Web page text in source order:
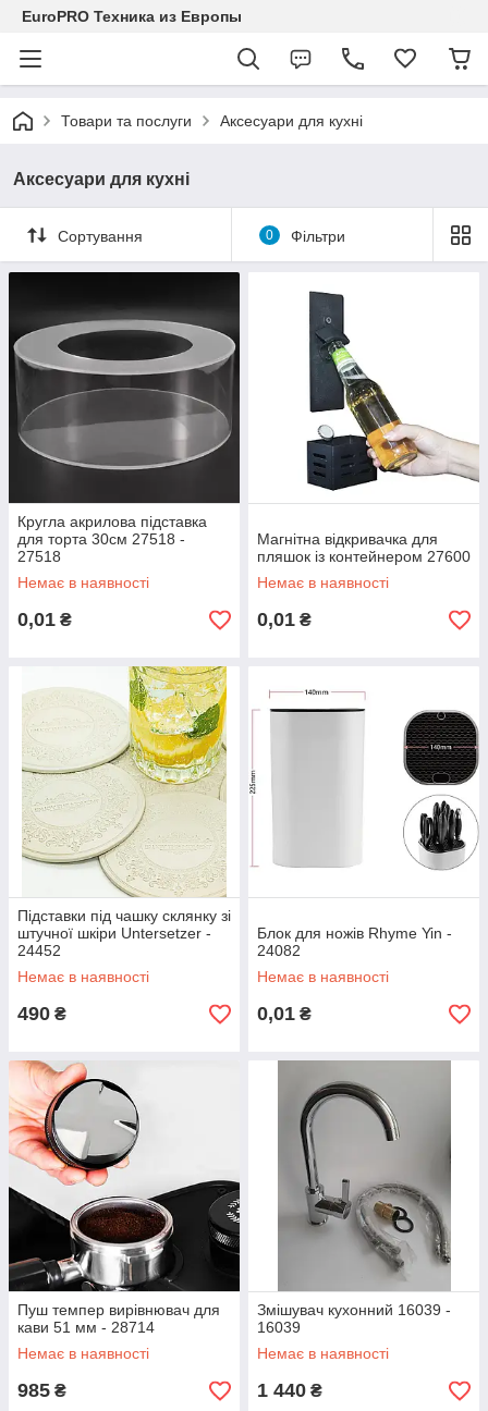
EuroPRO Техника из Европы
Товари та послуги Аксесуари для кухні
Аксесуари для кухні
Сортування 0 Фільтри
Кругла акрилова підставка
для торта 30см 27518 -
27518
Немає в наявності
0,01 ₴
Магнітна відкривачка для
пляшок із контейнером 27600
Немає в наявності
0,01 ₴
Підставки під чашку склянку зі
штучної шкіри Untersetzer -
24452
Немає в наявності
490 ₴
Блок для ножів Rhyme Yin -
24082
Немає в наявності
0,01 ₴
Пуш темпер вирівнювач для
кави 51 мм - 28714
Немає в наявності
985 ₴
Змішувач кухонний 16039 -
16039
Немає в наявності
1 440 ₴